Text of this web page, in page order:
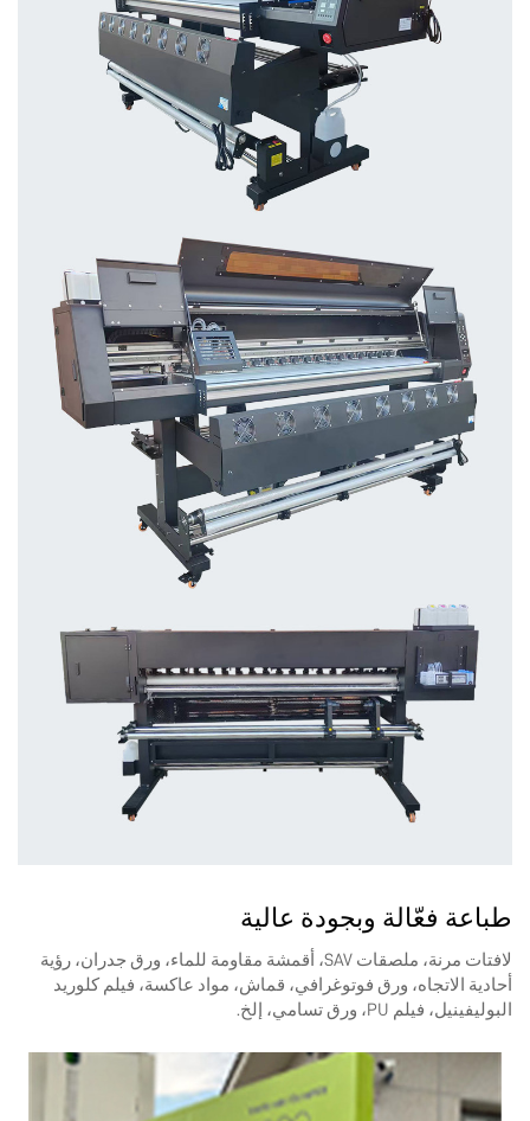
طباعة فعّالة وبجودة عالية
لافتات مرنة، ملصقات SAV، أقمشة مقاومة للماء، ورق جدران، رؤية
أحادية الاتجاه، ورق فوتوغرافي، قماش، مواد عاكسة، فيلم كلوريد
البوليفينيل، فيلم PU، ورق تسامي، إلخ.